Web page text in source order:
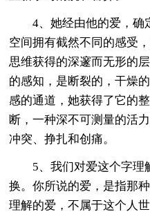
4、她经由他的爱，确
空间拥有截然不同的感受
思维获得的深邃而无形的
的感知，是断裂的，干燥
感的通道，她获得了它的
断，一种深不可测量的活
冲突、挣扎和创痛。
5、我们对爱这个字理
换。你所说的爱，是指那
理解的爱，不属于这个人